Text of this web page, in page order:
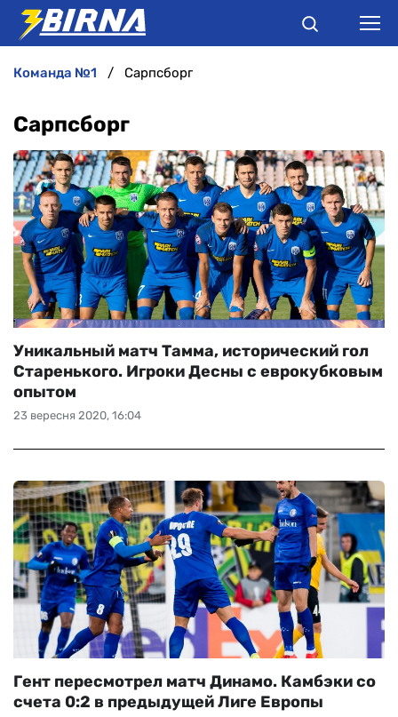
АНАЛІТИКА
ІНТЕРВ'Ю
РІЗНЕ
БУКМЕКЕРИ
команда №1 Сарпсборг
Сарпсборг
23 вересня 2020, 16:04
Уникальный матч Тамма, исторический гол
Старенького. Игроки Десны с еврокубковым
опытом
Гент пересмотрел матч Динамо. Камбэки со
счета 0:2 в предыдущей Лиге Европы